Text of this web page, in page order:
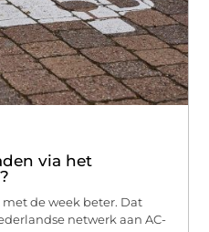
via het
de week beter. Dat
netwerk aan AC-